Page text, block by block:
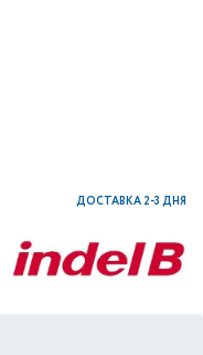
ДОСТАВКА 2-3 ДНЯ